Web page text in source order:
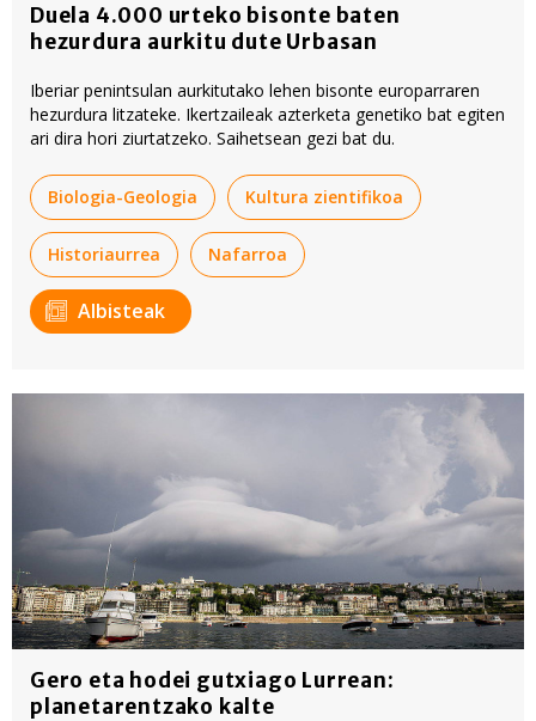
Duela 4.000 urteko bisonte baten
hezurdura aurkitu dute Urbasan
Iberiar penintsulan aurkitutako lehen bisonte europarraren
hezurdura litzateke. Ikertzaileak azterketa genetiko bat egiten
ari dira hori ziurtatzeko. Saihetsean gezi bat du.
Biologia-Geologia Kultura zientifikoa
Historiaurrea Nafarroa
Albisteak
Gero eta hodei gutxiago Lurrean:
planetarentzako kalte